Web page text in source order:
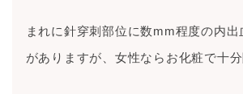
まれに針穿刺部位に数mm程度の内出
がありますが、女性ならお化粧で十分